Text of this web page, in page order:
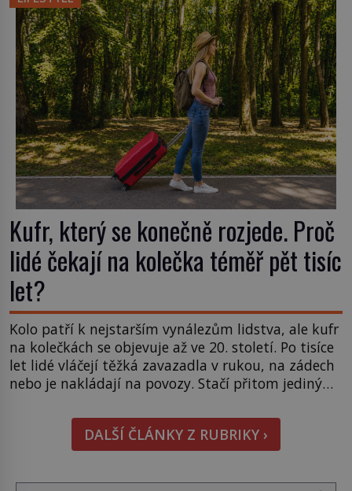
příchuť. Právě tahle drobná nepříjemnost přivede
amerického výrobce cigaretových náustků k
nápadu, který změní způsob pití po celém […]
Kufr, který se konečně rozjede. Proč
lidé čekají na kolečka téměř pět tisíc
let?
Kolo patří k nejstarším vynálezům lidstva, ale kufr
na kolečkách se objevuje až ve 20. století. Po tisíce
let lidé vláčejí těžká zavazadla v rukou, na zádech
nebo je nakládají na povozy. Stačí přitom jediný
nikdo dlouho nedostane. Až jednou se na letišti
ozve věta, která změní […]
DALŠÍ ČLÁNKY Z RUBRIKY ›